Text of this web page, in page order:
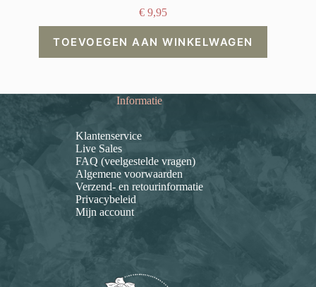
€ 9,95
TOEVOEGEN AAN WINKELWAGEN
Informatie
Klantenservice
Live Sales
FAQ (veelgestelde vragen)
Algemene voorwaarden
Verzend- en retourinformatie
Privacybeleid
Mijn account